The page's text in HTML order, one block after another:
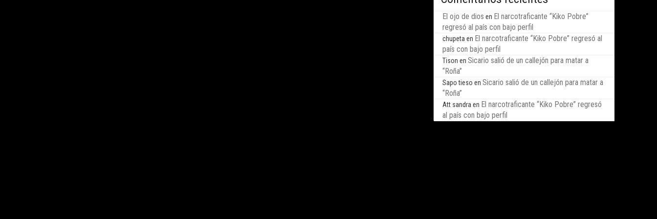
El ojo de dios en El narcotraficante “Kiko Pobre”
regresó al país con bajo perfil
chupeta en El narcotraficante “Kiko Pobre” regresó al
país con bajo perfil
Tison en Sicario salió de un callejón para matar a
“Roña”
Sapo tieso en Sicario salió de un callejón para matar a
“Roña”
Att sandra en El narcotraficante “Kiko Pobre” regresó
al país con bajo perfil